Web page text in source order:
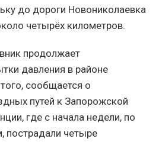
до дороги Новониколаевка
четырёх километров.
продолжает
давления в районе
сообщается о
путей к Запорожской
где с начала недели, по
четыре